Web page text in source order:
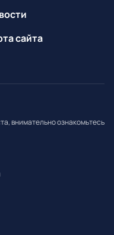
сайта
внимательно ознакомьтесь